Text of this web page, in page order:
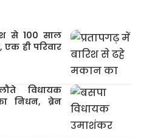
से 100 साल
एक ही परिवार
विधायक
निधन, ब्रेन